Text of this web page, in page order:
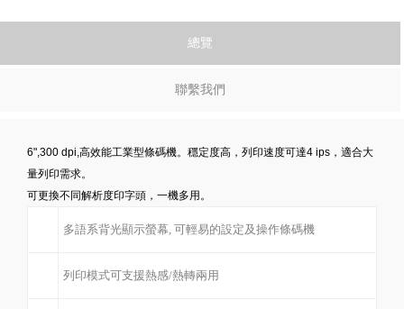
總覽
聯繫我們
6",300 dpi,高效能工業型條碼機。穩定度高，列印速度可達4 ips，適合大
量列印需求。
可更換不同解析度印字頭，一機多用。
多語系背光顯示螢幕, 可輕易的設定及操作條碼機
列印模式可支援熱感/熱轉兩用